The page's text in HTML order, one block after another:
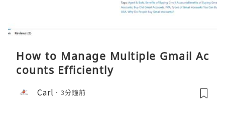
How to Manage Multiple Gmail Ac
counts Efficiently
Carl 3分鐘前